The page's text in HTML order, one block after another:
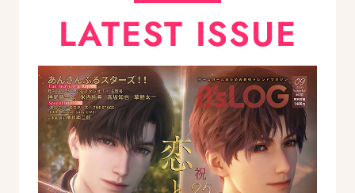
LATEST ISSUE